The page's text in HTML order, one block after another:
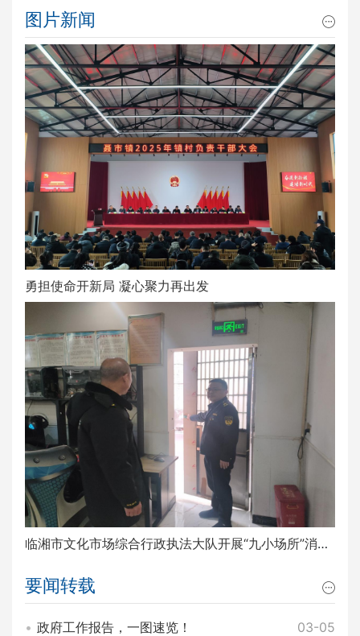
图片新闻
勇担使命开新局 凝心聚力再出发
临湘市文化市场综合行政执法大队开展“九小场所”消防安全排查整治工作
要闻转载
政府工作报告，一图速览！ 03-05